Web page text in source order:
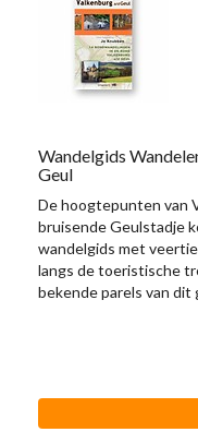
Wandelgids
Geul
De hoogtepunten van
bruisende Geulstadje
wandelgids met
langs de toeristische
bekende parels van dit